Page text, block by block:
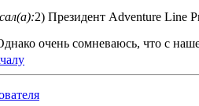
2) Президент Adventure Line
очень сомневаюсь, что с